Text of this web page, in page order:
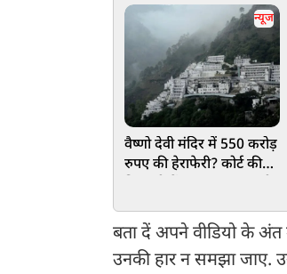
न्यूज
वैष्णो देवी मंदिर में 550 करोड़
रुपए की हेराफेरी? कोर्ट की
बता दें अपने वीडियो के अंत
उनकी हार न समझा जाए.